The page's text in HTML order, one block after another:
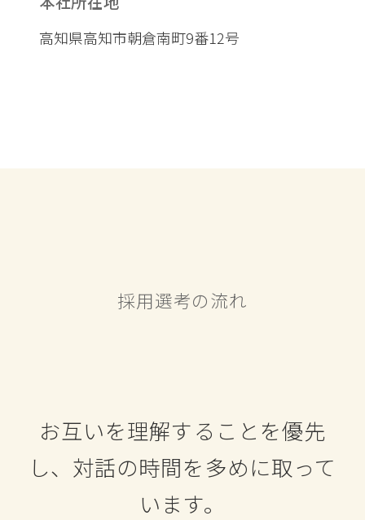
高知県高知市朝倉南町9番12号
採用選考の流れ
お互いを理解することを優先
し、 対話の時間を多めに取って
います。